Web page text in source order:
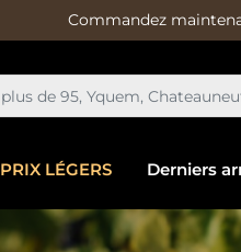
Commandez
PRIX LÉGERS Derniers